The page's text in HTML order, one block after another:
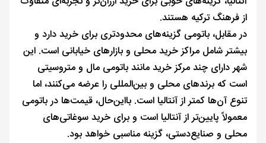
از فرهنگ ترکیه هستند.
در مقابل، باتومی گزینه‌های محدودتری برای خرید دارد و
بیشتر شامل مراکز خرید محلی و بازارهای خیابانی است. این
شهر دارای چند مرکز خرید مانند باتومی مال و متروسیتی
است که برندهای محلی و بین‌المللی را عرضه می‌کنند، اما
تنوع آن‌ها کمتر از آنتالیا است. بااین‌حال، قیمت‌ها در باتومی
معمولاً پایین‌تر از آنتالیا است و برای خرید سوغاتی‌های
محلی و صنایع‌دستی، گزینه مناسبی خواهد بود.